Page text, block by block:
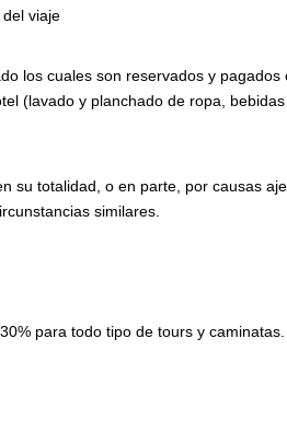
viaje
los cuales son reservados y pagados
(lavado y planchado de ropa,
su totalidad, o en parte, por causas
similares.
para todo tipo de tours y